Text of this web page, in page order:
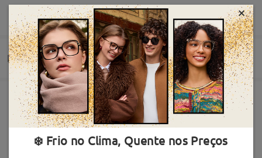
Escrever uma Avaliação
MOSTRAR MAIS
Entrega
Pedido realizado
tempo de processamento
Revestimento resistente ao aranhão incluído
Devolução e Troca por 60 dias
Garantia de 365 dias
×
❄️ Frio no Clima, Quente nos Preços